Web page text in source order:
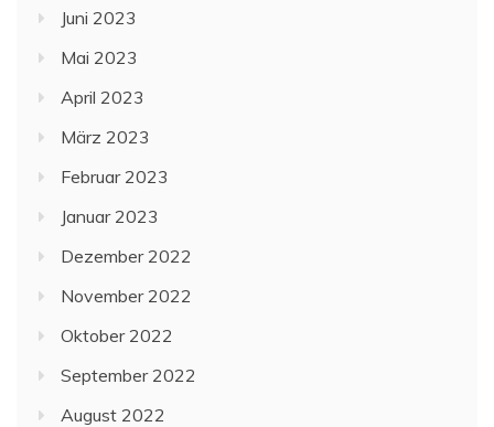
Juni 2023
Mai 2023
April 2023
März 2023
Februar 2023
Januar 2023
Dezember 2022
November 2022
Oktober 2022
September 2022
August 2022